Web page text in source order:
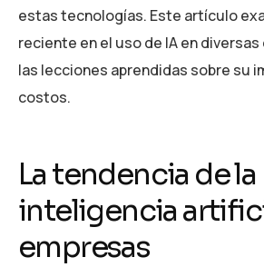
estas tecnologías. Este artículo
reciente en el uso de IA en
las lecciones aprendidas sobre su
costos.
La tendencia de la
inteligencia
empresas